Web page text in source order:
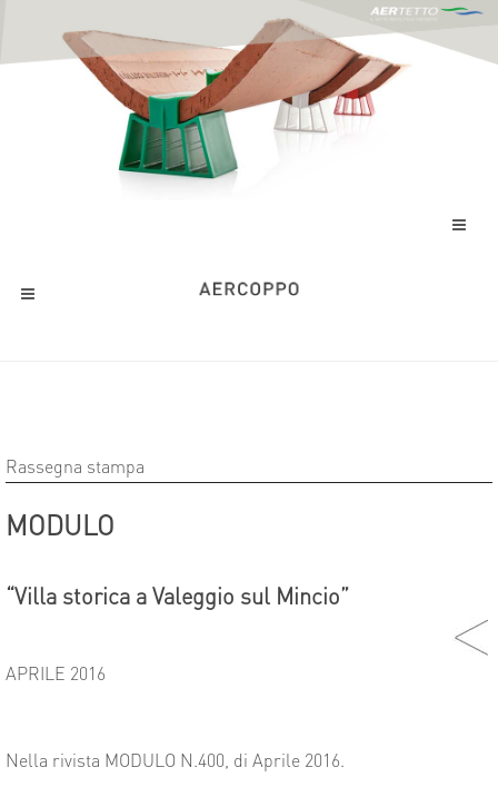
Rassegna stampa
MODULO
“Villa storica a Valeggio sul Mincio”
APRILE 2016
Nella rivista MODULO N.400, di Aprile 2016.